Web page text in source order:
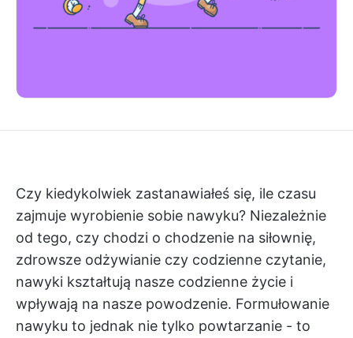
Czy kiedykolwiek zastanawiałeś się, ile czasu
zajmuje wyrobienie sobie nawyku? Niezależnie
od tego, czy chodzi o chodzenie na siłownię,
zdrowsze odżywianie czy codzienne czytanie,
nawyki kształtują nasze codzienne życie i
wpływają na nasze powodzenie. Formułowanie
nawyku to jednak nie tylko powtarzanie - to